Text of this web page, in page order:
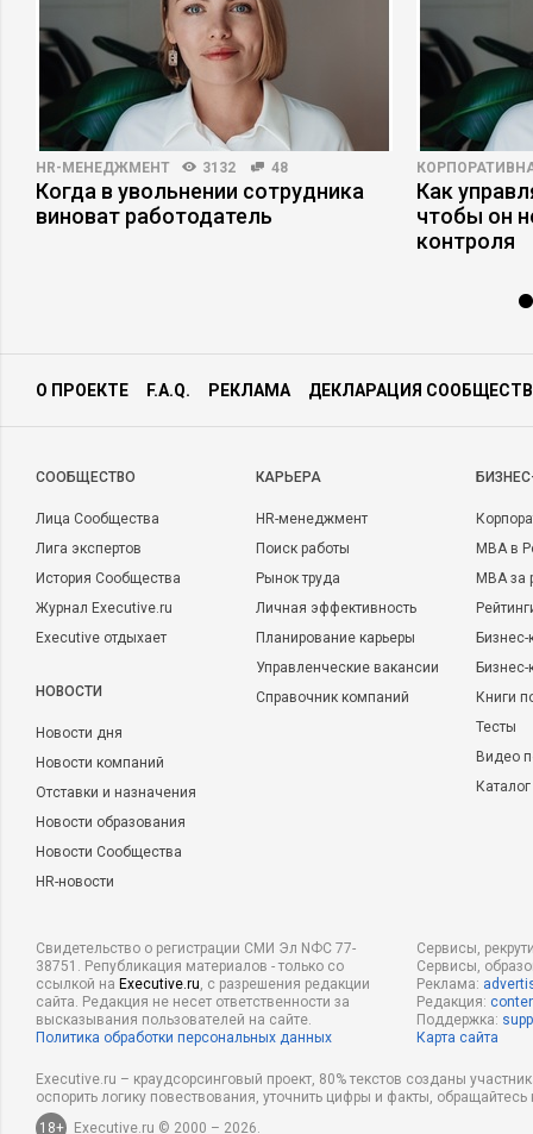
HR-МЕНЕДЖМЕНТ 3132 48
Когда в увольнении сотрудника
виноват работодатель
Как
чтобы он
контроля
О ПРОЕКТЕ F.A.Q. РЕКЛАМА ДЕКЛАРАЦИЯ
CООБЩЕСТВО
Лица Сообщества
Лига экспертов
История Сообщества
Журнал Executive.ru
Executive отдыхает
НОВОСТИ
Новости дня
Новости компаний
Отставки и назначения
Новости образования
Новости Сообщества
HR-новости
КАРЬЕРА
HR-менеджмент
Поиск работы
Рынок труда
Личная эффективность
Планирование карьеры
Управленческие вакансии
Справочник компаний
MBA в
MBA
Бизнес-
Книги
Тесты
Видео
Свидетельство о регистрации СМИ Эл NФС 77-
38751. Републикация материалов - только со
ссылкой на Executive.ru, с разрешения редакции
сайта. Редакция не несет ответственности за
высказывания пользователей на сайте.
Политика обработки персональных данных
Сервисы,
Сервисы,
Реклама:
Редакция:
Поддержка:
Карта сайта
Executive.ru – краудсорсинговый проект, 80% текстов созданы
оспорить логику повествования, уточнить цифры и факты,
18+
Executive.ru © 2000 – 2026.